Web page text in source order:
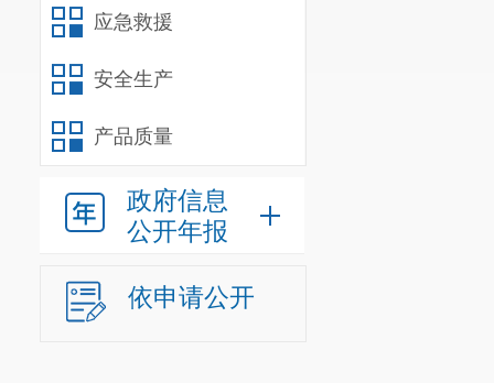
应急救援
安全生产
产品质量
政府信息
公开年报
依申请公开